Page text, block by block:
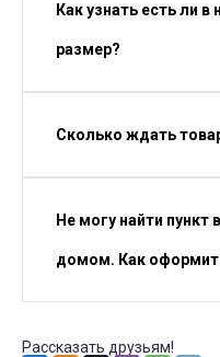
Как узнать есть ли
размер?
Сколько ждать
Не могу найти
домом. Как
Рассказать друзьям!